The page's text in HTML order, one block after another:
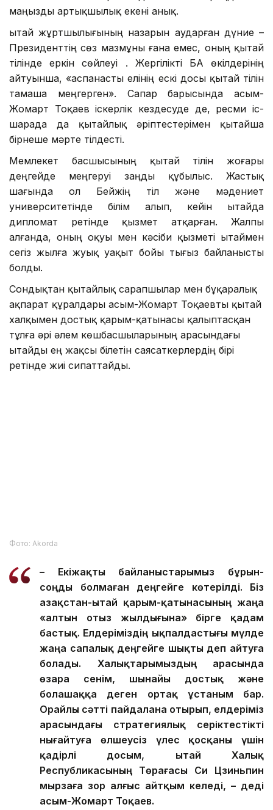
саяси және іскерлік диалогты тереңдететін
маңызды артықшылық екені анық.
Қытай жұртшылығының назарын аударған дүние –
Президенттің сөз мазмұны ғана емес, оның қытай
тілінде еркін сөйлеуі . Жергілікті БАҚ өкілдерінің
айтуынша, «аспанасты елінің ескі досы қытай тілін
тамаша меңгерген». Сапар барысында Қасым-
Жомарт Тоқаев іскерлік кездесуде де, ресми іс-
шарада да қытайлық әріптестерімен қытайша
бірнеше мәрте тілдесті.
Мемлекет басшысының қытай тілін жоғары
деңгейде меңгеруі заңды құбылыс. Жастық
шағында ол Бейжің тіл және мәдениет
университетінде білім алып, кейін Қытайда
дипломат ретінде қызмет атқарған. Жалпы
алғанда, оның оқуы мен кәсіби қызметі Қытаймен
сегіз жылға жуық уақыт бойы тығыз байланысты
болды.
Сондықтан қытайлық сарапшылар мен бұқаралық
ақпарат құралдары Қасым-Жомарт Тоқаевты қытай
халқымен достық қарым-қатынасы қалыптасқан
тұлға әрі әлем көшбасшыларының арасындағы
Қытайды ең жақсы білетін саясаткерлердің бірі
– Екіжақты байланыстарымыз бұрын-
соңды болмаған деңгейге көтерілді. Біз
Қазақстан-Қытай қарым-қатынасының жаңа
«алтын отыз жылдығына» бірге қадам
бастық. Елдеріміздің ықпалдастығы мүлде
жаңа сапалық деңгейге шықты деп айтуға
болады. Халықтарымыздың арасында
өзара сенім, шынайы достық және
болашаққа деген ортақ ұстаным бар.
Орайлы сәтті пайдалана отырып, елдеріміз
арасындағы стратегиялық серіктестікті
нығайтуға өлшеусіз үлес қосқаны үшін
қадірлі досым, Қытай Халық
Республикасының Төрағасы Си Цзиньпин
мырзаға зор алғыс айтқым келеді, – деді